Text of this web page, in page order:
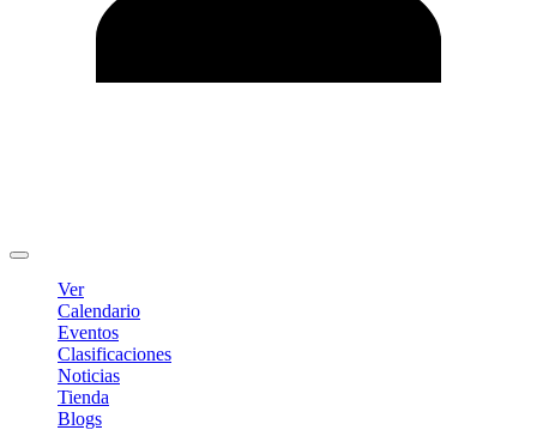
Ver
Calendario
Eventos
Clasificaciones
Noticias
Tienda
Blogs